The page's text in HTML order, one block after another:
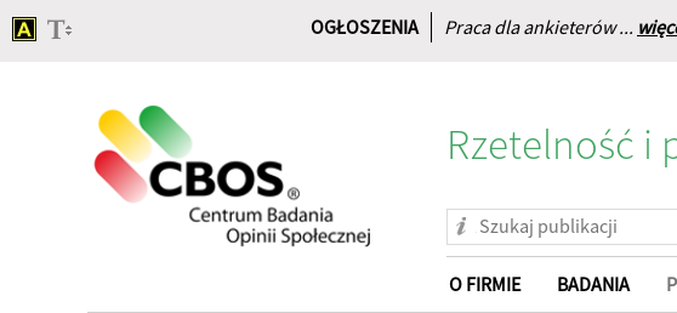
OGŁOSZENIA Praca dla ankieterów ...
Rzetelność i
O FIRMIE BADANIA